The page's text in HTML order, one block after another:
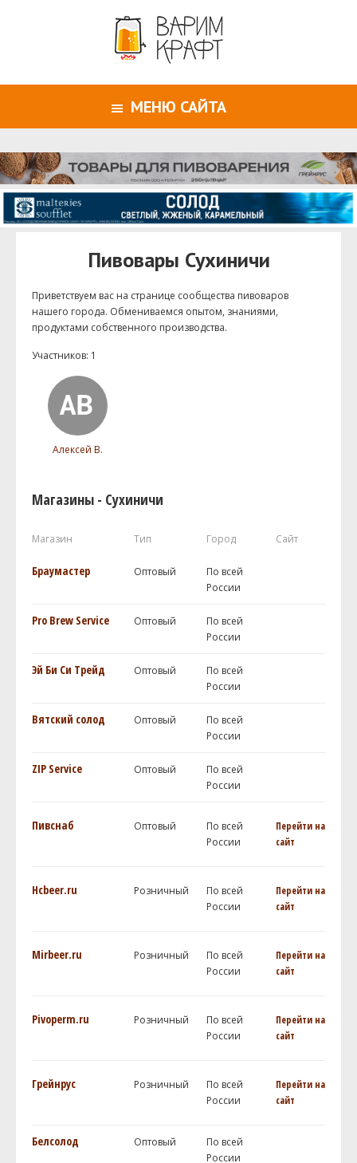
МЕНЮ САЙТА
Пивовары Сухиничи
Приветствуем ваc на странице сообщества пивоваров
нашего города. Обмениваемся опытом, знаниями,
продуктами собственного производства.
Участников: 1
Алексей В.
Магазины - Сухиничи
Магазин Тип Город Сайт
Браумастер Оптовый
По всей
России
Pro Brew Service Оптовый
По всей
России
Эй Би Си Трейд Оптовый
По всей
России
Вятский солод Оптовый
По всей
России
ZIP Service Оптовый
По всей
России
Пивснаб Оптовый
По всей
России
Перейти на
сайт
Hcbeer.ru Розничный
По всей
России
Перейти на
сайт
Mirbeer.ru Розничный
По всей
России
Перейти на
сайт
Pivoperm.ru Розничный
По всей
России
Перейти на
сайт
Грейнрус Розничный
По всей
России
Перейти на
сайт
Белсолод Оптовый
По всей
России